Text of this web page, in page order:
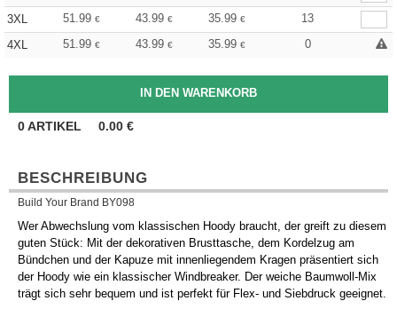
3XL
51.99 € 43.99 € 35.99 €
13
4XL
51.99 € 43.99 € 35.99 € 0
0ARTIKEL 0.00 €
BESCHREIBUNG
Build Your Brand BY098
Wer Abwechslung vom klassischen Hoody braucht, der greift zu diesem
guten Stück: Mit der dekorativen Brusttasche, dem Kordelzug am
Bündchen und der Kapuze mit innenliegendem Kragen präsentiert sich
der Hoody wie ein klassischer Windbreaker. Der weiche Baumwoll-Mix
trägt sich sehr bequem und ist perfekt für Flex- und Siebdruck geeignet.